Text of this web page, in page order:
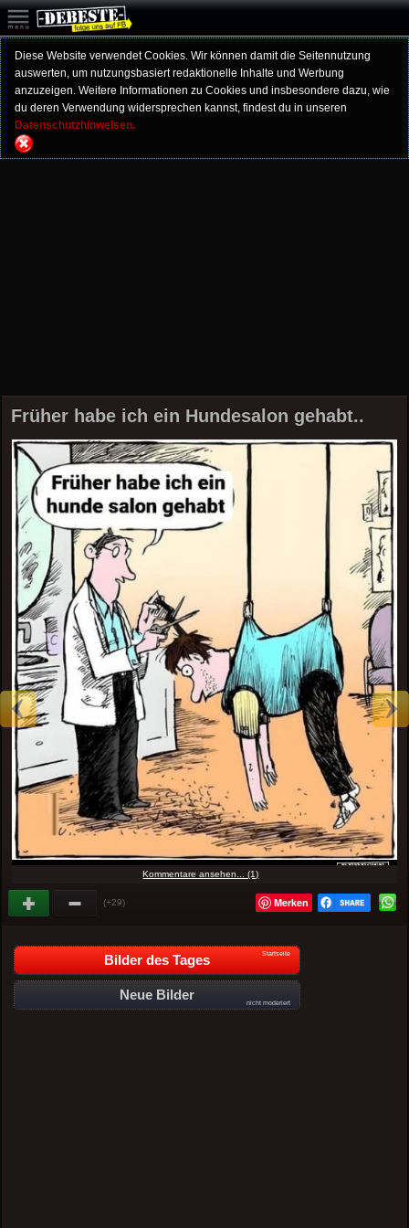
Diese Website verwendet Cookies. Wir können damit die Seitennutzung
auswerten, um nutzungsbasiert redaktionelle Inhalte und Werbung
anzuzeigen. Weitere Informationen zu Cookies und insbesondere dazu, wie
du deren Verwendung widersprechen kannst, findest du in unseren
Datenschutzhinweisen.
Früher habe ich ein Hundesalon gehabt..
Kommentare ansehen... (1)
(+29) Merken
Bilder des Tages Startseite
Neue Bilder
nicht moderiert